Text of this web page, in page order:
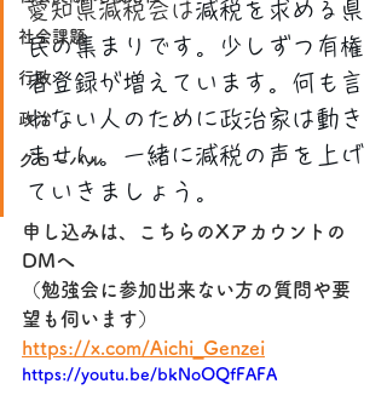
社会課題
行政
政治
グローバル
愛知県減税会は減税を求める県
民の集まりです。少しずつ有権
者登録が増えています。何も言
わない人のために政治家は動き
ません。一緒に減税の声を上げ
ていきましょう。
申し込みは、こちらのXアカウントの
DMへ
（勉強会に参加出来ない方の質問や要
望も伺います）
https://x.com/Aichi_Genzei
https://youtu.be/bkNoOQfFAFA